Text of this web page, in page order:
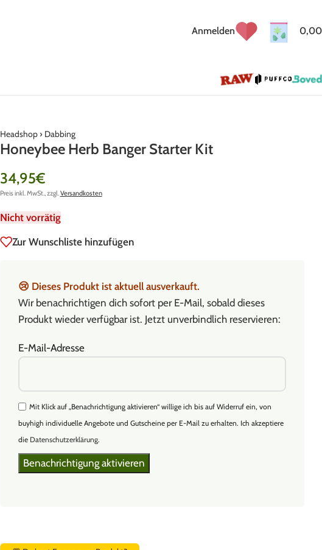
Anmelden 0,00
Headshop› Dabbing
Honeybee Herb Banger Starter Kit
34,95€
Preis inkl. MwSt., zzgl.Versandkosten
Nicht vorrätig
Zur Wunschliste hinzufügen
😢 Dieses Produkt ist aktuell ausverkauft.
Wir benachrichtigen dich sofort per E-Mail, sobald dieses
Produkt wieder verfügbar ist. Jetzt unverbindlich reservieren:
E-Mail-Adresse
Mit Klick auf „Benachrichtigung aktivieren“ willige ich bis auf Widerruf ein, von
buyhigh individuelle Angebote und Gutscheine per E-Mail zu erhalten. Ich akzeptiere
die Datenschutzerklärung.